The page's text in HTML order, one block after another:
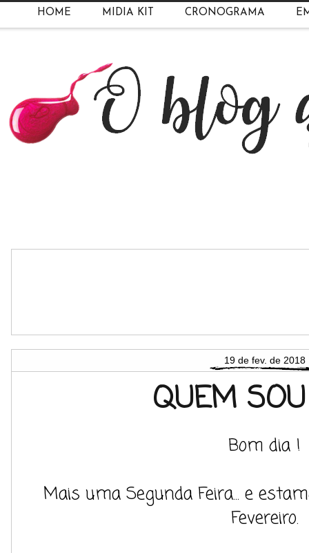
HOME MIDIA KIT CRONOGRAMA
19 de fev. de 2018
QUEM
Bom dia !
Mais uma Segunda Feira... e
Fevereiro.